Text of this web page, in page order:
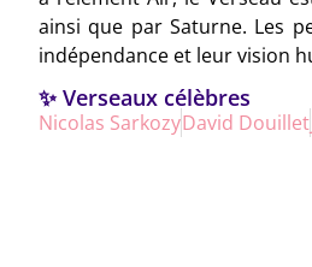
ainsi que par Saturne. Les
indépendance et leur vision
✨ Verseaux célèbres
Nicolas SarkozyDavid Douillet